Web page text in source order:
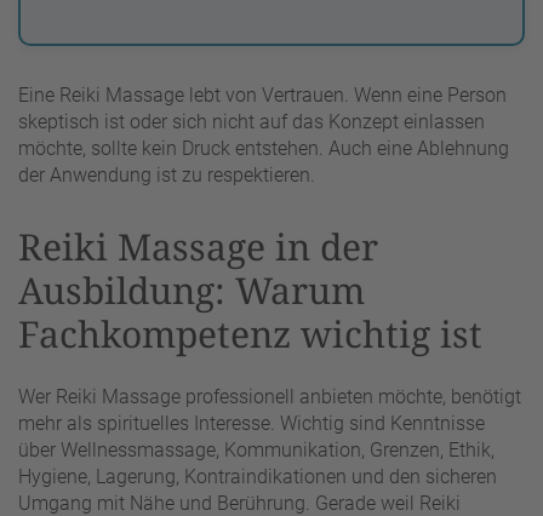
Eine Reiki Massage lebt von Vertrauen. Wenn eine Person
skeptisch ist oder sich nicht auf das Konzept einlassen
möchte, sollte kein Druck entstehen. Auch eine Ablehnung
der Anwendung ist zu respektieren.
Reiki Massage in der
Ausbildung: Warum
Fachkompetenz wichtig ist
Wer Reiki Massage professionell anbieten möchte, benötigt
mehr als spirituelles Interesse. Wichtig sind Kenntnisse
über Wellnessmassage, Kommunikation, Grenzen, Ethik,
Hygiene, Lagerung, Kontraindikationen und den sicheren
Umgang mit Nähe und Berührung. Gerade weil Reiki